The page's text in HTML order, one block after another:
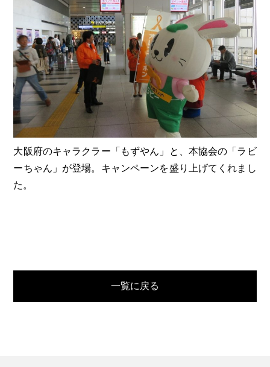
大阪府のキャラクラー「もずやん」と、本協会の「ラビ
ーちゃん」が登場。キャンペーンを盛り上げてくれまし
た。
一覧に戻る